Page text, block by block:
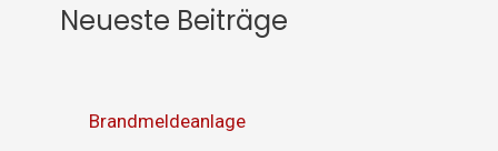
Neueste Beiträge
Brandmeldeanlage